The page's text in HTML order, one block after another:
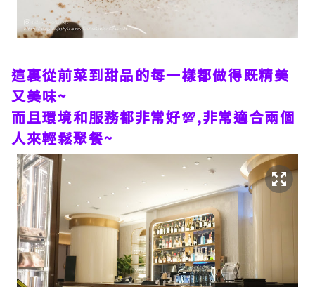
這裏從前菜到甜品的每一樣都做得既精美
又美味~
而且環境和服務都非常好💯,非常適合兩個
人來輕鬆聚餐~